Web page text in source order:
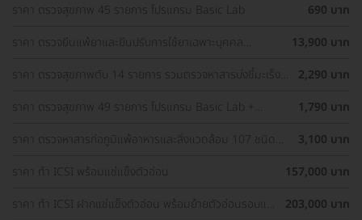
ราคา ตรวจสุขภาพ 45 รายการ โปรแกรม Basic Lab
690 บาท
ราคา ตรวจยีนแพ้ยาและยีนปรับการใช้ยาเฉพาะบุคคล
13,900 บาท
ราคา ตรวจสุขภาพตับ 14 รายการ รวมตรวจหาสารบ่งชี้มะเร็ง
ไป
2,290 บาท
ราคา ตรวจสุขภาพ 49 รายการ โปรแกรม Basic Lab +
1,790 บาท
ราคา ตรวจหาสารก่อภูมิแพ้อาหารและสิ่งแวดล้อม 107 ชนิด
3,100 บาท
ราคา ทำ ICSI พร้อมแช่แข็งตัวอ่อน
157,000 บาท
ราคา ทำ ICSI ฝากแช่แข็งตัวอ่อน พร้อมย้ายตัวอ่อนรอบแช่
203,000 บาท